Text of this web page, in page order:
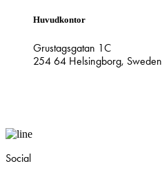
Huvudkontor
Grustagsgatan 1C
254 64 Helsingborg, Sweden
Social